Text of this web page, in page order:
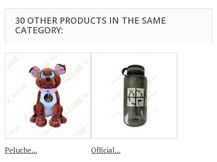
30 OTHER PRODUCTS IN THE SAME
CATEGORY:
Peluche... Official...